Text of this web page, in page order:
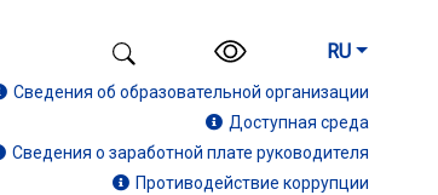
RU
Сведения об образовательной организации
Доступная среда
Сведения о заработной плате руководителя
Противодействие коррупции